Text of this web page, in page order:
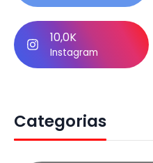
10,0K
Instagram
Categorias